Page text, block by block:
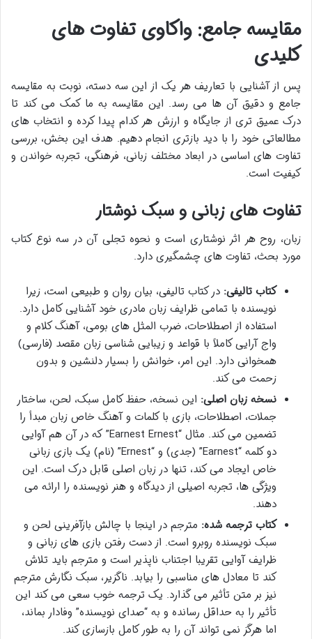
مقایسه جامع: واکاوی تفاوت های
کلیدی
پس از آشنایی با تعاریف هر یک از این سه دسته، نوبت به مقایسه
جامع و دقیق آن ها می رسد. این مقایسه به ما کمک می کند تا
درک عمیق تری از جایگاه و ارزش هر کدام پیدا کرده و انتخاب های
مطالعاتی خود را با دید بازتری انجام دهیم. هدف این بخش، بررسی
تفاوت های اساسی در ابعاد مختلف زبانی، فرهنگی، تجربه خواندن و
کیفیت است.
تفاوت های زبانی و سبک نوشتار
زبان، روح هر اثر نوشتاری است و نحوه تجلی آن در سه نوع کتاب
مورد بحث، تفاوت های چشمگیری دارد.
کتاب تالیفی: در کتاب تالیفی، بیان روان و طبیعی است، زیرا
نویسنده با تمامی ظرایف زبان مادری خود آشنایی کامل دارد.
استفاده از اصطلاحات، ضرب المثل های بومی، آهنگ کلام و
واج آرایی کاملاً با قواعد و زیبایی شناسی زبان مقصد (فارسی)
همخوانی دارد. این امر، خوانش را بسیار دلنشین و بدون
زحمت می کند.
نسخه زبان اصلی: این نسخه، حفظ کامل سبک، لحن، ساختار
جملات، اصطلاحات، بازی با کلمات و آهنگ خاص زبان مبدأ را
تضمین می کند. مثال “Earnest Ernest” که در آن هم آوایی
دو کلمه “Earnest” (جدی) و “Ernest” (نام) یک بازی زبانی
خاص ایجاد می کند، تنها در زبان اصلی قابل درک است. این
ویژگی ها، تجربه اصیلی از دیدگاه و هنر نویسنده را ارائه می
دهند.
کتاب ترجمه شده: مترجم در اینجا با چالش بازآفرینی لحن و
سبک نویسنده روبرو است. از دست رفتن بازی های زبانی و
ظرایف آوایی تقریبا اجتناب ناپذیر است و مترجم باید تلاش
کند تا معادل های مناسبی را بیابد. ناگزیر، سبک نگارش مترجم
نیز بر متن تأثیر می گذارد. یک ترجمه خوب سعی می کند این
تأثیر را به حداقل رسانده و به “صدای نویسنده” وفادار بماند،
اما هرگز نمی تواند آن را به طور کامل بازسازی کند.